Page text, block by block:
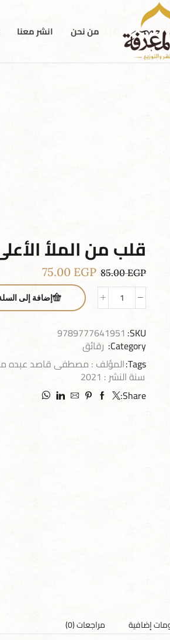
من نحن انشر معنا
قلب من الملأ
85.00EGP
75.00 EGP
إضافة إلى
SKU:
9789777641951
Category: رقائق
Tags: المؤلف : مصطفى قاصد عبده
سنة النشر : 2021
Share:
إضافية مراجعات (0)